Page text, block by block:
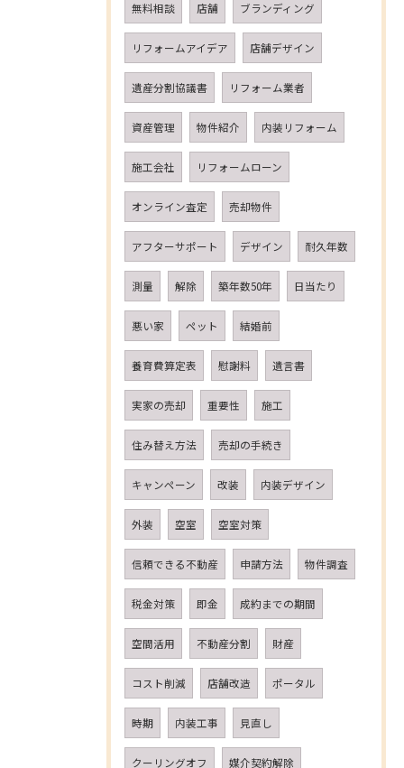
無料相談 店舗 ブランディング
リフォームアイデア 店舗デザイン
遺産分割協議書 リフォーム業者
資産管理 物件紹介 内装リフォーム
施工会社 リフォームローン
オンライン査定 売却物件
アフターサポート デザイン 耐久年数
測量 解除 築年数50年 日当たり
悪い家 ペット 結婚前
養育費算定表 慰謝料 遺言書
実家の売却 重要性 施工
住み替え方法 売却の手続き
キャンペーン 改装 内装デザイン
外装 空室 空室対策
信頼できる不動産 申請方法 物件調査
税金対策 即金 成約までの期間
空間活用 不動産分割 財産
コスト削減 店舗改造 ポータル
時期 内装工事 見直し
クーリングオフ 媒介契約解除